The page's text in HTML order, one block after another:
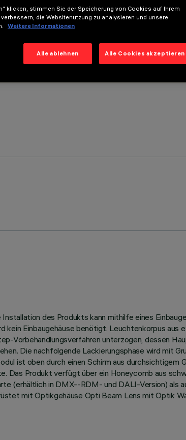
des Produkts kann mithilfe eines
Einbaugehäuse benötigt. Leuchtenkorpus aus
Vorbehandlungsverfahren unterzogen, dessen
Die nachfolgende Lackierungsphase wird mit
ist oben durch einen Schirm aus durchsichtigem
Produkt verfügt über ein Honeycomb aus
(erhältlich in DMX--RDM- und DALI-Version) als
mit Optikgehäuse Opti Beam Lens mit Optik
klicken, stimmen Sie der Speicherung von Cookies auf Ihrem
die Websitenutzung zu analysieren und unsere
Weitere Informationen
Alle ablehnen Alle Cookies akzeptieren